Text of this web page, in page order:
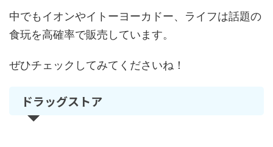
中でもイオンやイトーヨーカドー、ライフは話題の
食玩を高確率で販売しています。
ぜひチェックしてみてくださいね！
ドラッグストア